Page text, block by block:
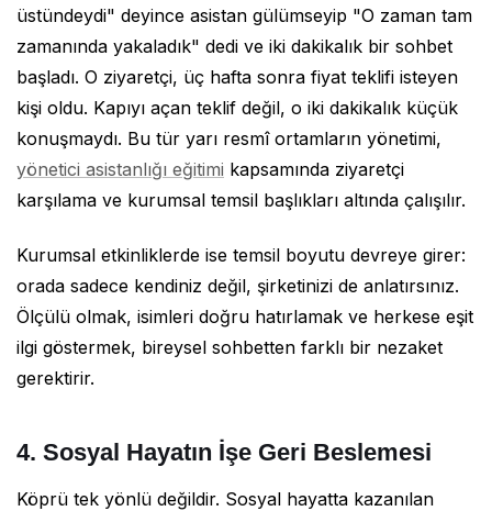
üstündeydi" deyince asistan gülümseyip "O zaman tam
zamanında yakaladık" dedi ve iki dakikalık bir sohbet
başladı. O ziyaretçi, üç hafta sonra fiyat teklifi isteyen
kişi oldu. Kapıyı açan teklif değil, o iki dakikalık küçük
konuşmaydı. Bu tür yarı resmî ortamların yönetimi,
yönetici asistanlığı eğitimi kapsamında ziyaretçi
karşılama ve kurumsal temsil başlıkları altında çalışılır.
Kurumsal etkinliklerde ise temsil boyutu devreye girer:
orada sadece kendiniz değil, şirketinizi de anlatırsınız.
Ölçülü olmak, isimleri doğru hatırlamak ve herkese eşit
ilgi göstermek, bireysel sohbetten farklı bir nezaket
gerektirir.
4. Sosyal Hayatın İşe Geri Beslemesi
Köprü tek yönlü değildir. Sosyal hayatta kazanılan